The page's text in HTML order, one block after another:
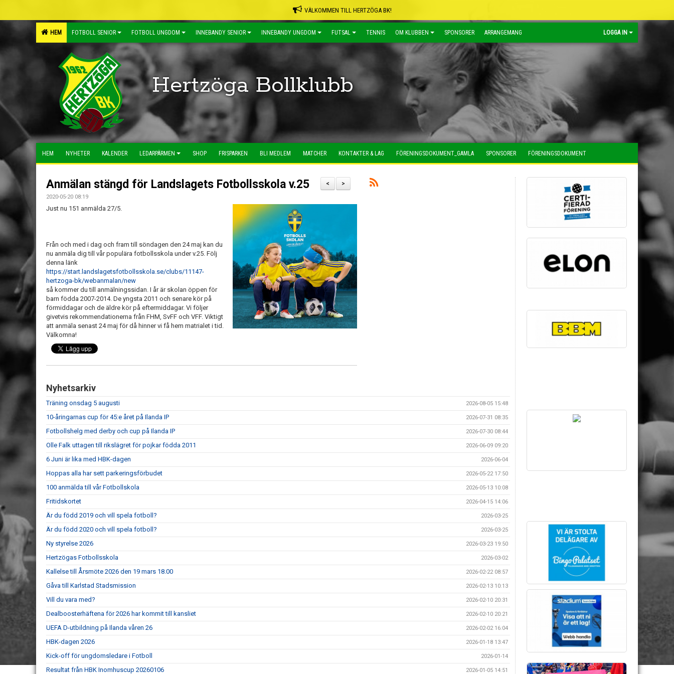
VÄLKOMMEN TILL HERTZÖGA BK!
HEM FOTBOLL SENIOR FOTBOLL UNGDOM INNEBANDY SENIOR INNEBANDY UNGDOM FUTSAL TENNIS OM KLUBBEN SPONSORER ARRANGEMANG LOGGA IN
Hertzöga Bollklubb
HEM NYHETER KALENDER LEDARPÄRMEN SHOP FRISPARKEN BLI MEDLEM MATCHER KONTAKTER & LAG FÖRENINGSDOKUMENT_GAMLA SPONSORER FÖRENINGSDOKUMENT
>
<
Anmälan stängd för Landslagets Fotbollsskola v.25
2020-05-20 08:19
Just nu 151 anmälda 27/5.
Från och med i dag och fram till söndagen den 24 maj kan du
nu anmäla dig till vår populära fotbollsskola under v.25. Följ
denna länk
https://start.landslagetsfotbollsskola.se/clubs/11147-
hertzoga-bk/webanmalan/new
så kommer du till anmälningssidan. I år är skolan öppen för
barn födda 2007-2014. De yngsta 2011 och senare kör på
förmiddagar och de äldre kör på eftermiddagar. Vi följer
givetvis rekommendationerna från FHM, SvFF och VFF. Viktigt
att anmäla senast 24 maj för då hinner vi få hem matrialet i tid.
Välkomna!
Nyhetsarkiv
Träning onsdag 5 augusti 2026-08-05 15:48
10-åringarnas cup för 45:e året på Ilanda IP 2026-07-31 08:35
Fotbollshelg med derby och cup på Ilanda IP 2026-07-30 08:44
Olle Falk uttagen till rikslägret för pojkar födda 2011 2026-06-09 09:20
6 Juni är lika med HBK-dagen 2026-06-04
Hoppas alla har sett parkeringsförbudet 2026-05-22 17:50
100 anmälda till vår Fotbollskola 2026-05-13 10:08
Fritidskortet 2026-04-15 14:06
Är du född 2019 och vill spela fotboll? 2026-03-25
Är du född 2020 och vill spela fotboll? 2026-03-25
Ny styrelse 2026 2026-03-23 19:50
Hertzögas Fotbollsskola 2026-03-02
Kallelse till Årsmöte 2026 den 19 mars 18.00 2026-02-22 08:57
Gåva till Karlstad Stadsmission 2026-02-13 10:13
Vill du vara med? 2026-02-10 20:31
Dealboosterhäftena för 2026 har kommit till kansliet 2026-02-10 20:21
UEFA D-utbildning på Ilanda våren 26 2026-02-02 16:04
HBK-dagen 2026 2026-01-18 13:47
Kick-off för ungdomsledare i Fotboll 2026-01-14
Resultat från HBK Inomhuscup 20260106 2026-01-05 14:51